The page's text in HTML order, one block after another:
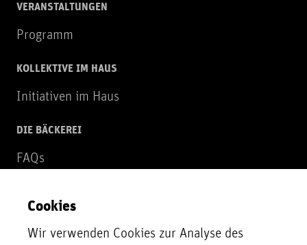
VERANSTALTUNGEN
Programm
KOLLEKTIVE IM HAUS
Initiativen im Haus
DIE BÄCKEREI
FAQs
NEWSLETTER
Zur Newsletter Anmeldung
Cookies
Wir verwenden Cookies zur Analyse des